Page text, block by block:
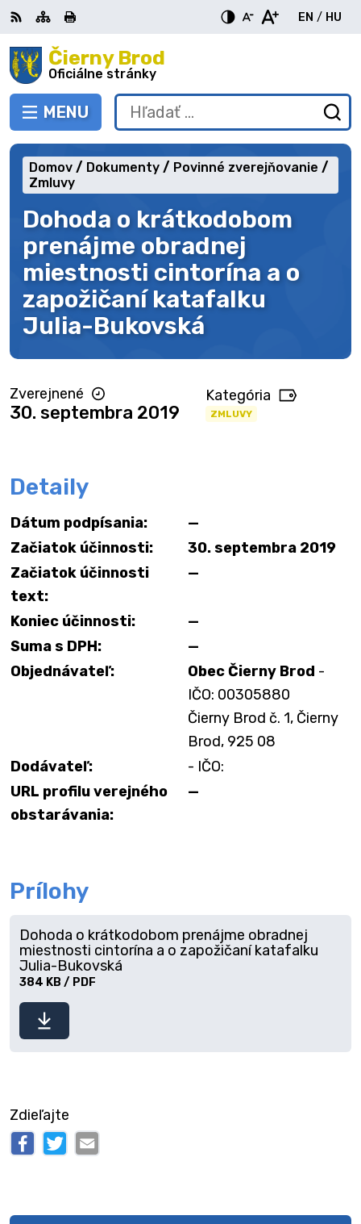
Preskočiť
na
obsah Čierny Brod
Oficiálne stránky
PREPNÚŤ
MENU
RSS MapaTlačiť
EN
English
/ HU
Hľadať:
Dohoda o krátkodobom
prenájme obradnej
miestnosti cintorína a o
zapožičaní katafalku
Julia-Bukovská
Domov Dokumenty
Povinné zverejňovanie
Zmluvy
Zverejnené
30. septembra 2019
Kategória
ZMLUVY
Detaily
Dátum podpísania:
—
Začiatok účinnosti:
30. septembra 2019
Začiatok účinnosti
text:
—
Koniec účinnosti:
—
Suma s DPH:
—
Objednávateľ:
Obec Čierny Brod -
IČO: 00305880
Čierny Brod č. 1, Čierny
Brod, 925 08
Dodávateľ:
- IČO:
URL profilu verejného
obstarávania:
—
Prílohy
Stiahnuť
súbor
Dohoda o krátkodobom prenájme obradnej
miestnosti cintorína a o zapožičaní katafalku
Julia-Bukovská
384 KB / PDF
Zdieľajte